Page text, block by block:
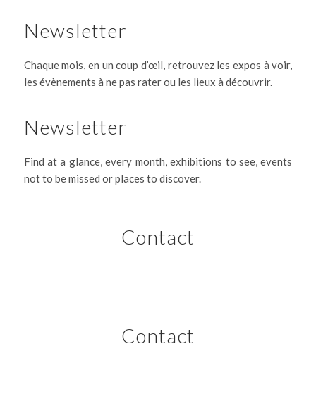
Newsletter
Chaque mois, en un coup d’œil, retrouvez les expos à voir,
les évènements à ne pas rater ou les lieux à découvrir.
Newsletter
Find at a glance, every month, exhibitions to see, events
not to be missed or places to discover.
Contact
Contact